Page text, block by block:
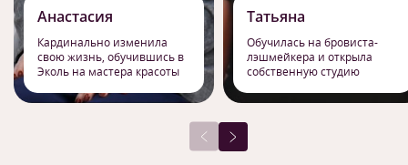
Анастасия
Кардинально изменила
свою жизнь, обучившись в
Эколь на мастера красоты
Татьяна
Обучилась на бровиста-
лэшмейкера и открыла
собственную студию